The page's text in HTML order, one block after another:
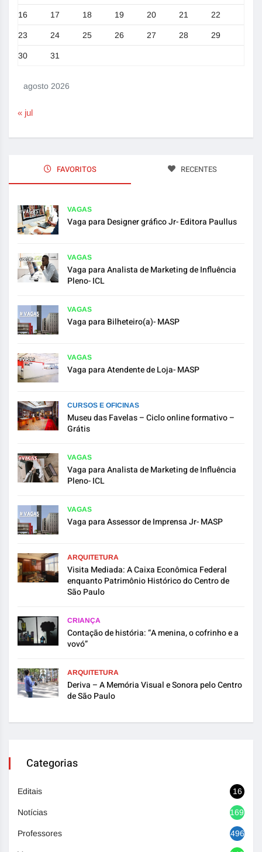
agosto 2026
16 17 18 19 20 21 22
23 24 25 26 27 28 29
30 31
« jul
FAVORITOS RECENTES
VAGAS
Vaga para Designer gráfico Jr- Editora Paullus
VAGAS
Vaga para Analista de Marketing de Influência
Pleno- ICL
VAGAS
Vaga para Bilheteiro(a)- MASP
VAGAS
Vaga para Atendente de Loja- MASP
CURSOS E OFICINAS
Museu das Favelas – Ciclo online formativo –
Grátis
VAGAS
Vaga para Analista de Marketing de Influência
Pleno- ICL
VAGAS
Vaga para Assessor de Imprensa Jr- MASP
ARQUITETURA
Visita Mediada: A Caixa Econômica Federal
enquanto Patrimônio Histórico do Centro de
São Paulo
CRIANÇA
Contação de história: “A menina, o cofrinho e a
vovó”
ARQUITETURA
Deriva – A Memória Visual e Sonora pelo Centro
de São Paulo
Categorias
Editais 16
Notícias 1692
Professores 496